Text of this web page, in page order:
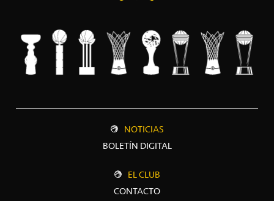
NOTICIAS
BOLETÍN DIGITAL
EL CLUB
CONTACTO